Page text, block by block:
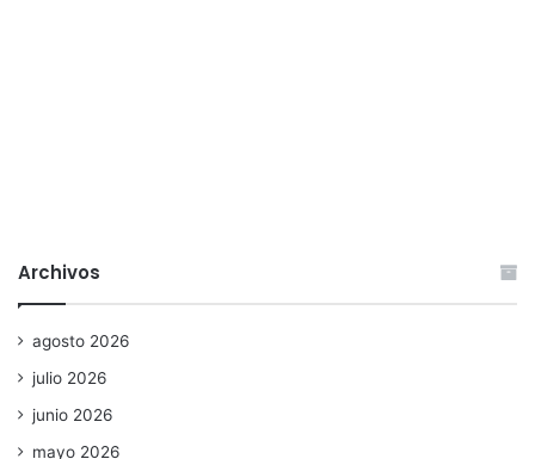
Archivos
agosto 2026
julio 2026
junio 2026
mayo 2026